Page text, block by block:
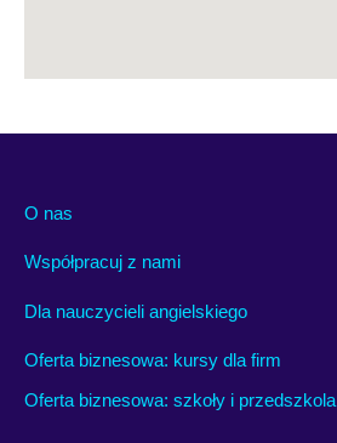
O nas
Współpracuj z nami
Dla nauczycieli angielskiego
Oferta biznesowa: kursy dla firm
Oferta biznesowa: szkoły i przedszkola